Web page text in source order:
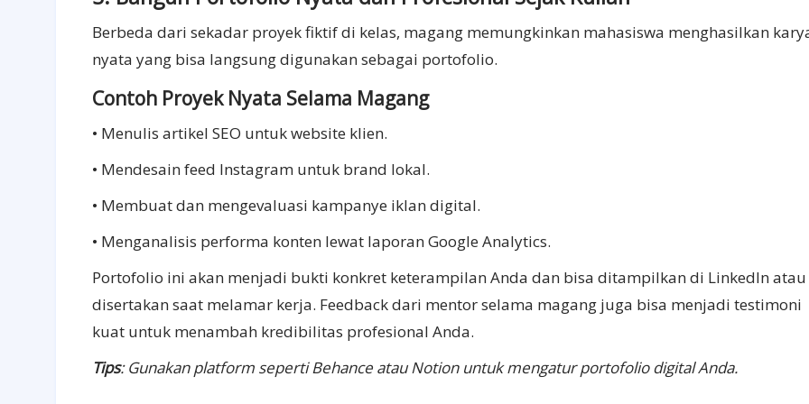
Berbeda dari sekadar proyek fiktif di kelas, magang memungkinkan mahasiswa menghasilkan
nyata yang bisa langsung digunakan sebagai portofolio.
Contoh Proyek Nyata Selama Magang
• Menulis artikel SEO untuk website klien.
• Mendesain feed Instagram untuk brand lokal.
• Membuat dan mengevaluasi kampanye iklan digital.
• Menganalisis performa konten lewat laporan Google Analytics.
Portofolio ini akan menjadi bukti konkret keterampilan Anda dan bisa ditampilkan di LinkedIn atau
disertakan saat melamar kerja. Feedback dari mentor selama magang juga bisa menjadi testimoni
kuat untuk menambah kredibilitas profesional Anda.
Tips: Gunakan platform seperti Behance atau Notion untuk mengatur portofolio digital Anda.